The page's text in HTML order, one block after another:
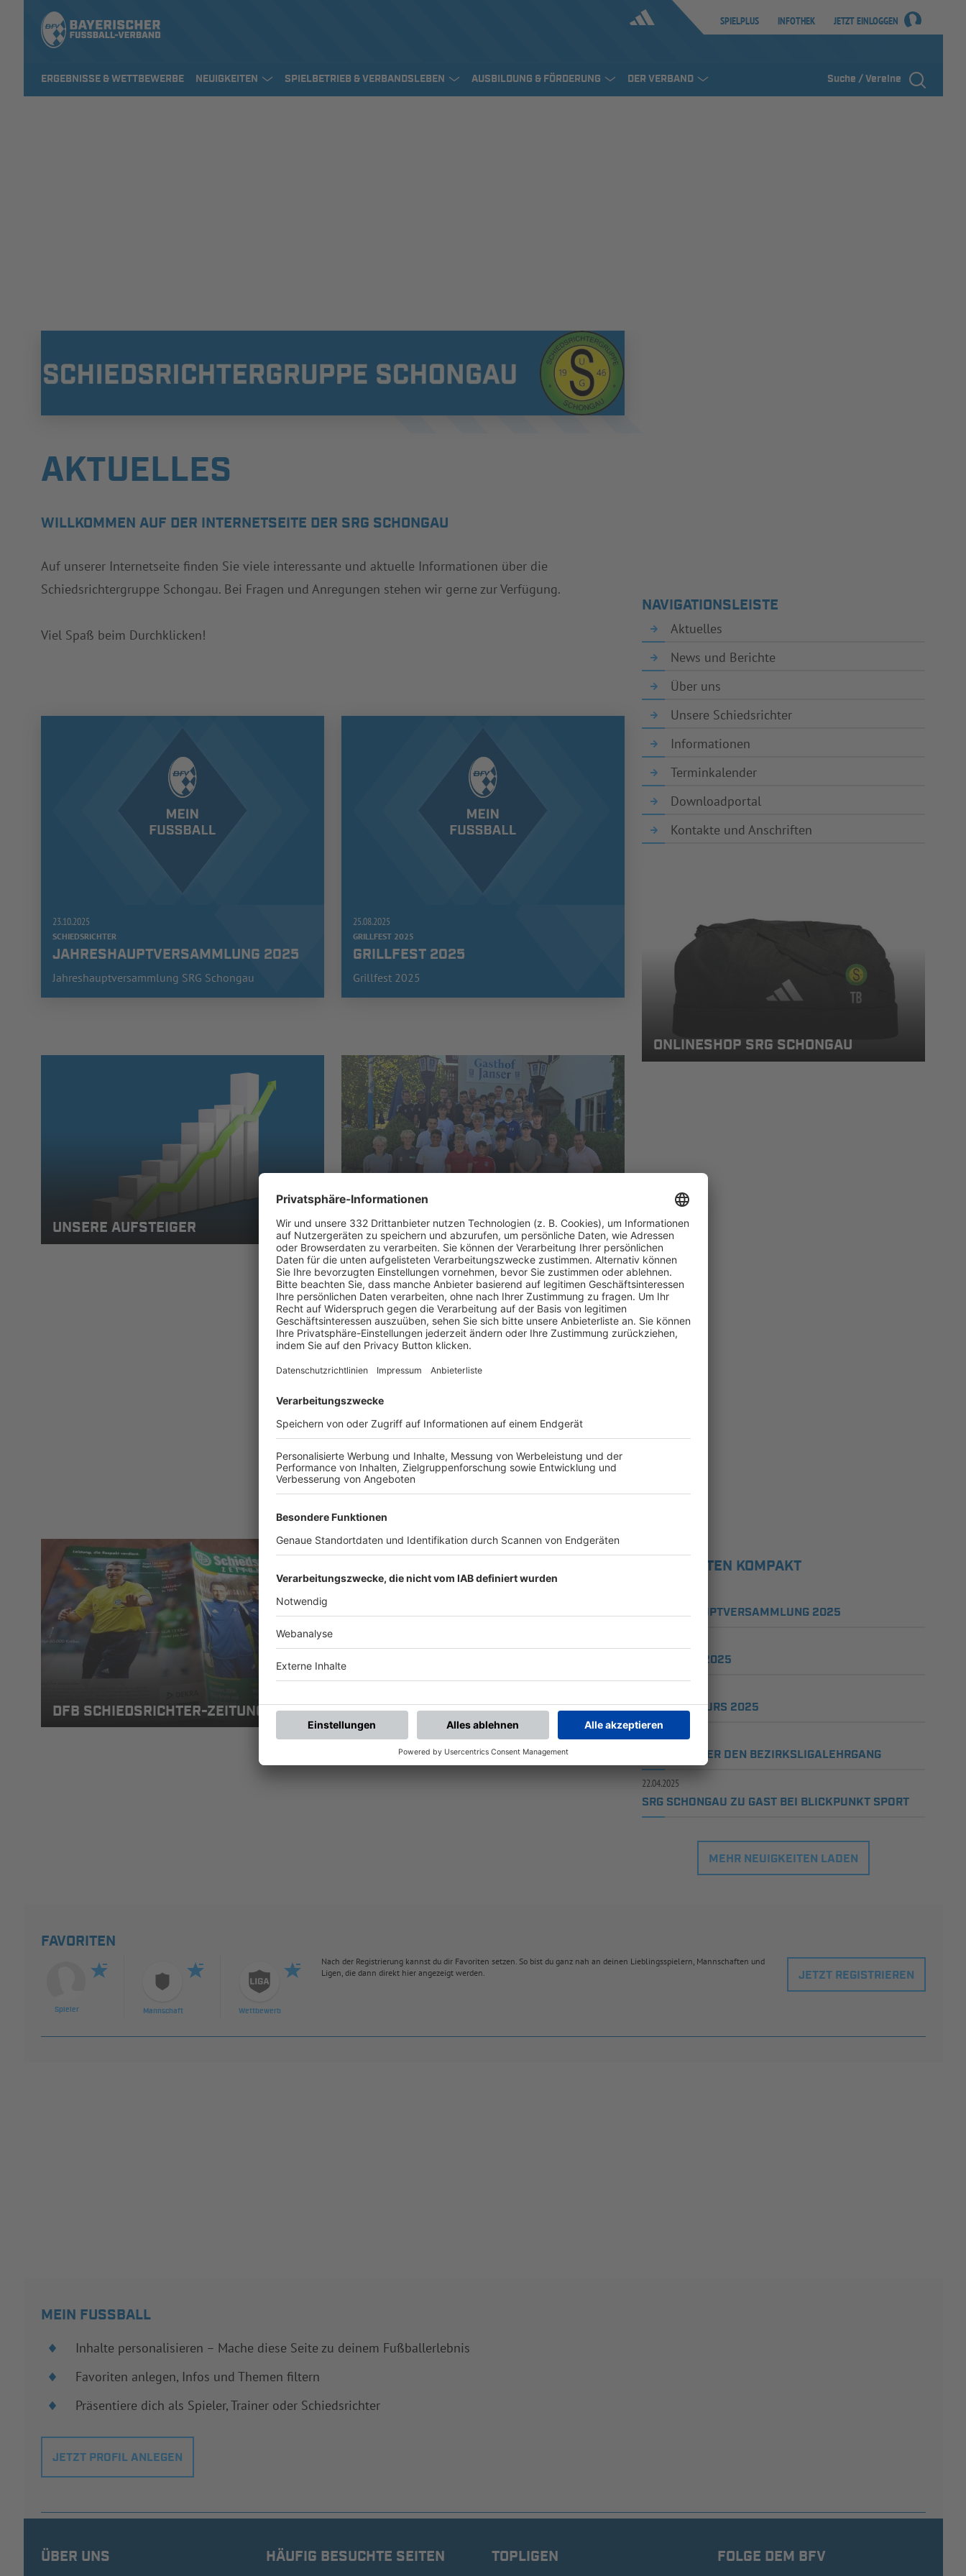
SPIELPLUS INFOTHEK JETZT EINLOGGEN
ERGEBNISSE & WETTBEWERBE NEUIGKEITEN SPIELBETRIEB & VERBANDSLEBEN AUSBILDUNG & FÖRDERUNG DER VERBAND Suche / Vereine
AKTUELLES
WILLKOMMEN AUF DER INTERNETSEITE DER SRG SCHONGAU
Auf unserer Internetseite finden Sie viele interessante und aktuelle Informationen über die
Schiedsrichtergruppe Schongau. Bei Fragen und Anregungen stehen wir gerne zur Verfügung.
Viel Spaß beim Durchklicken!
23.10.2025
SCHIEDSRICHTER
JAHRESHAUPTVERSAMMLUNG 2025
Jahreshauptversammlung SRG Schongau
25.08.2025
GRILLFEST 2025
GRILLFEST 2025
Grillfest 2025
UNSERE AUFSTEIGER UNSERE NEULINGE
DFB SCHIEDSRICHTER-ZEITUNG WIR REGELN DAS
NAVIGATIONSLEISTE
Aktuelles
News und Berichte
Über uns
Unsere Schiedsrichter
Informationen
Terminkalender
Downloadportal
Kontakte und Anschriften
ONLINESHOP SRG SCHONGAU
NEUIGKEITEN KOMPAKT
JAHRESHAUPTVERSAMMLUNG 2025
GRILLFEST 2025
NEULINGSKURS 2025
BERICHT ÜBER DEN BEZIRKSLIGALEHRGANG
22.04.2025
SRG SCHONGAU ZU GAST BEI BLICKPUNKT SPORT
MEHR NEUIGKEITEN LADEN
FAVORITEN
Spieler Mannschaft Wettbewerb
Nach der Registrierung kannst du dir Favoriten setzen. So bist du ganz nah an deinen Lieblingsspielern, Mannschaften und
Ligen, die dann direkt hier angezeigt werden.
JETZT REGISTRIEREN
MEIN FUSSBALL
Inhalte personalisieren – Mache diese Seite zu deinem Fußballerlebnis
Favoriten anlegen, Infos und Themen filtern
Präsentiere dich als Spieler, Trainer oder Schiedsrichter
JETZT PROFIL ANLEGEN
ÜBER UNS HÄUFIG BESUCHTE SEITEN TOPLIGEN FOLGE DEM BFV